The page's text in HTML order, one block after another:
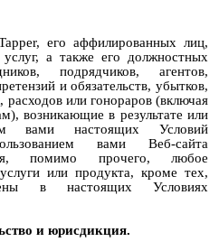
его аффилированных лиц,
а также его должностных
подрядчиков, агентов,
и обязательств, убытков,
или гонораров (включая
возникающие в результате или
вами настоящих Условий
вами Веб-сайта
помимо прочего, любое
или продукта, кроме тех,
в настоящих Условиях
и юрисдикция.